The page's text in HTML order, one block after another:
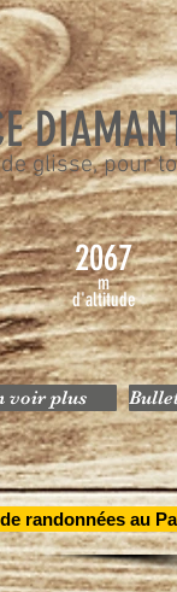
glisse, pour
2067
m
d'altitude
voir plus
randonnées au